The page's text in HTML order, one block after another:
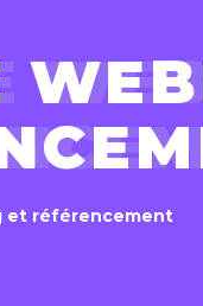
et référencement